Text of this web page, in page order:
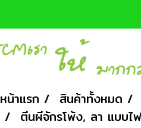
หน้าแรก สินค้าทั้งหมด
ตีนผีจักรโพ้ง, ลา แบบ